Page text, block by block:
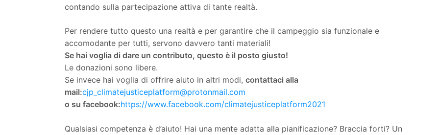
contando sulla partecipazione attiva di tante realtà.
Per rendere tutto questo una realtà e per garantire che il campeggio sia funzionale e
accomodante per tutti, servono davvero tanti materiali!
Se hai voglia di dare un contributo, questo è il posto giusto!
Le donazioni sono libere.
Se invece hai voglia di offrire aiuto in altri modi, contattaci alla
mail:cjp_climatejusticeplatform@protonmail.com
o su facebook:https://www.facebook.com/climatejusticeplatform2021
Qualsiasi competenza è d’aiuto! Hai una mente adatta alla pianificazione? Braccia forti? Un